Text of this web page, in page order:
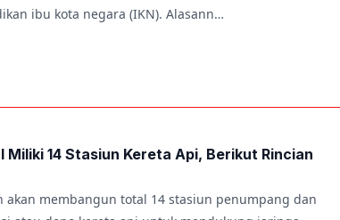
ibu kota negara (IKN). Alasann…
Miliki 14 Stasiun Kereta Api, Berikut Rincian
akan membangun total 14 stasiun penumpang dan